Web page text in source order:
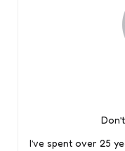
I’ve spent over 25